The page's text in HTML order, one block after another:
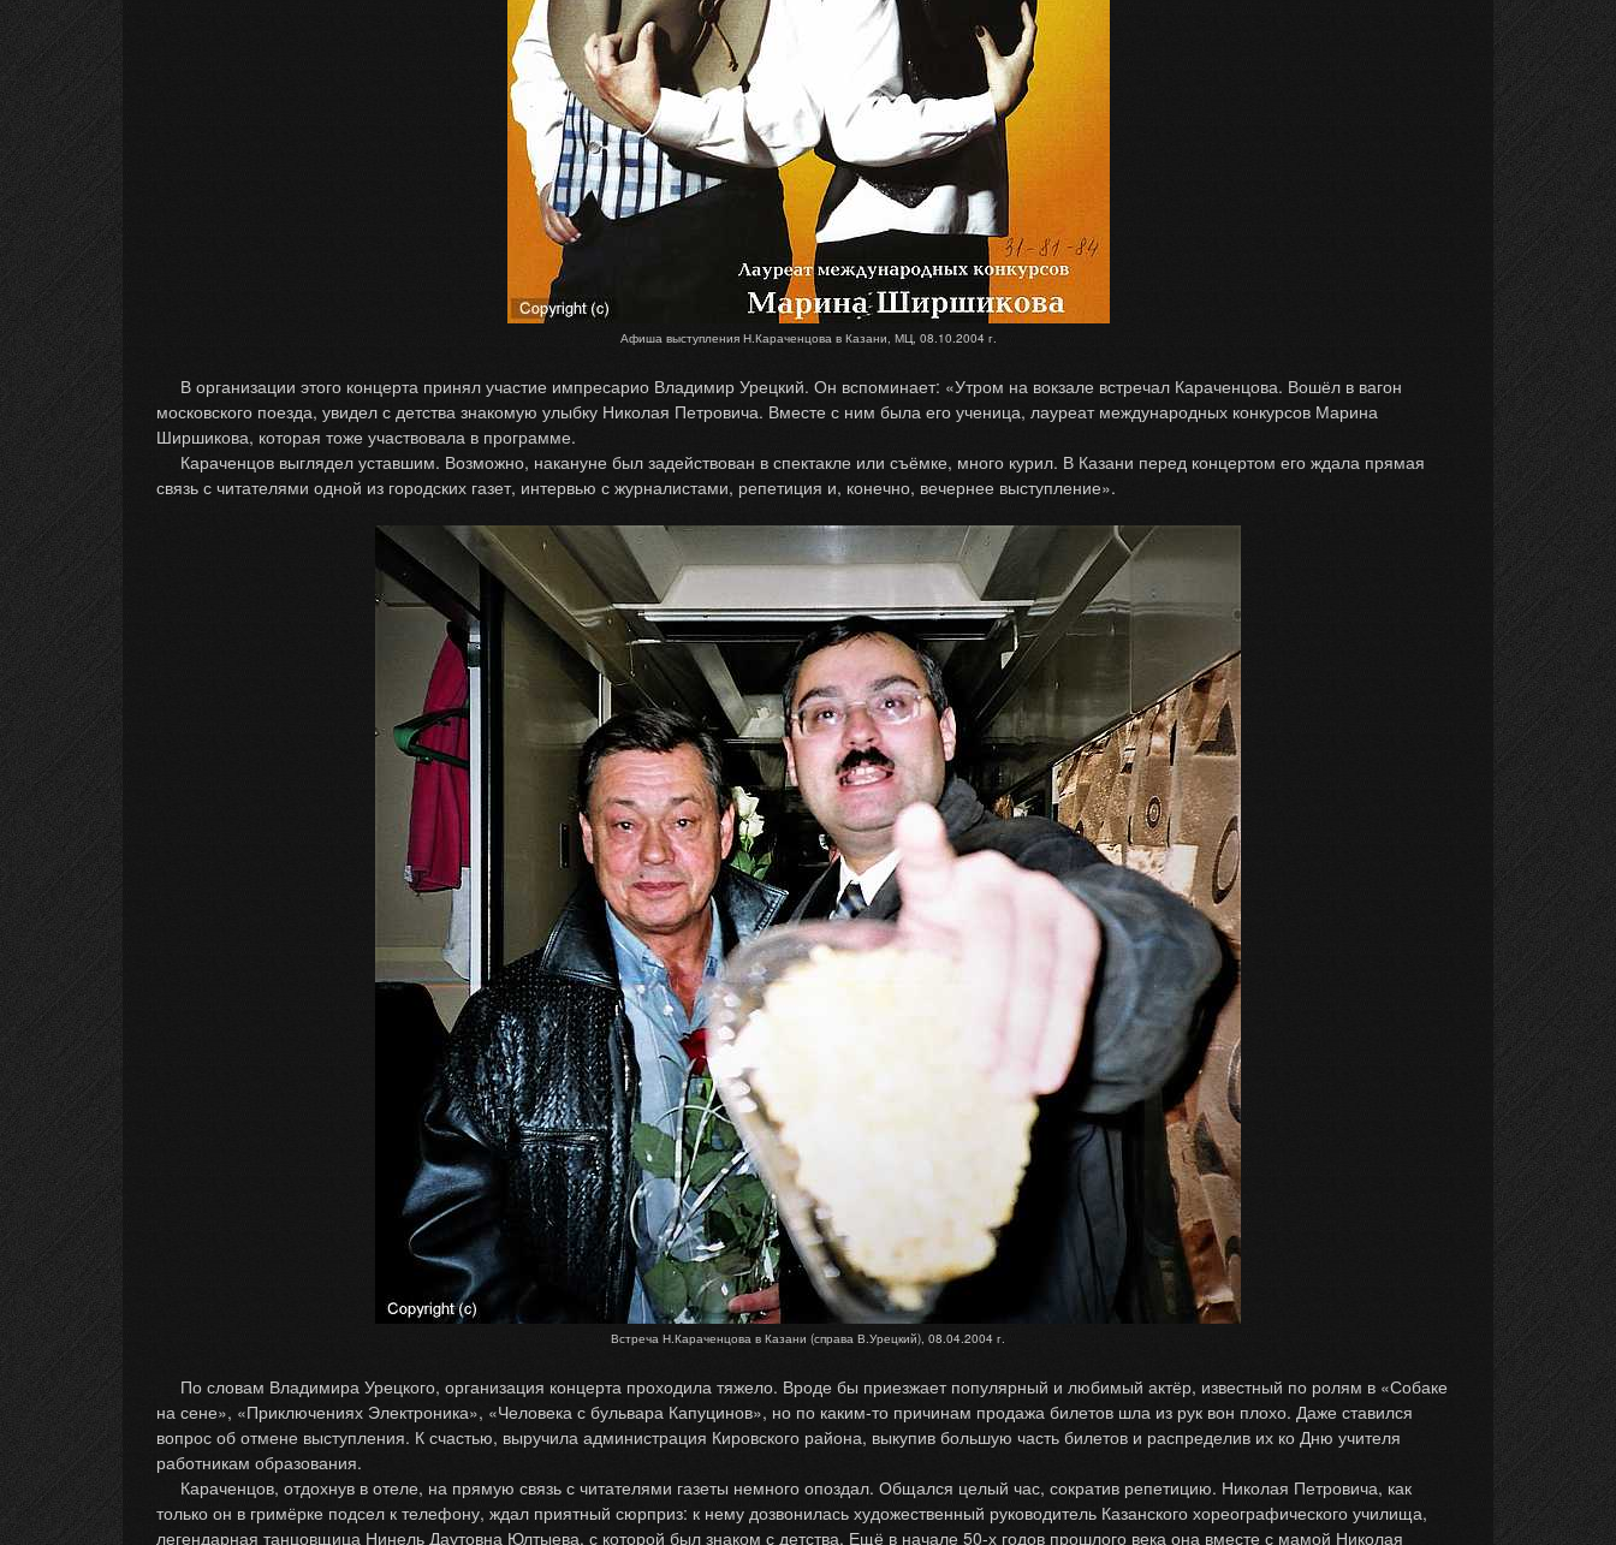
Афиша выступления Н.Караченцова в Казани, МЦ, 08.10.2004 г.
В организации этого концерта принял участие импресарио Владимир Урецкий. Он вспоминает: «Утром на вокзале встречал Караченцова. Вошёл в вагон
московского поезда, увидел с детства знакомую улыбку Николая Петровича. Вместе с ним была его ученица, лауреат международных конкурсов Марина
Ширшикова, которая тоже участвовала в программе.
Караченцов выглядел уставшим. Возможно, накануне был задействован в спектакле или съёмке, много курил. В Казани перед концертом его ждала прямая
связь с читателями одной из городских газет, интервью с журналистами, репетиция и, конечно, вечернее выступление».
Встреча Н.Караченцова в Казани (справа В.Урецкий), 08.04.2004 г.
По словам Владимира Урецкого, организация концерта проходила тяжело. Вроде бы приезжает популярный и любимый актёр, известный по ролям в «Собаке
на сене», «Приключениях Электроника», «Человека с бульвара Капуцинов», но по каким-то причинам продажа билетов шла из рук вон плохо. Даже ставился
вопрос об отмене выступления. К счастью, выручила администрация Кировского района, выкупив большую часть билетов и распределив их ко Дню учителя
работникам образования.
Караченцов, отдохнув в отеле, на прямую связь с читателями газеты немного опоздал. Общался целый час, сократив репетицию. Николая Петровича, как
только он в гримёрке подсел к телефону, ждал приятный сюрприз: к нему дозвонилась художественный руководитель Казанского хореографического училища,
легендарная танцовщица Нинель Даутовна Юлтыева, с которой был знаком с детства. Ещё в начале 50-х годов прошлого века она вместе с мамой Николая